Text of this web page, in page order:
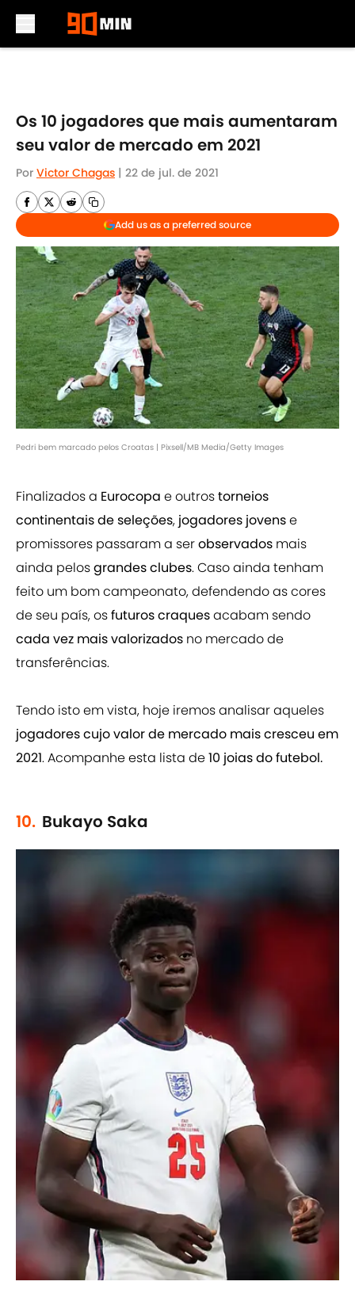
Os 10 jogadores que mais aumentaram
seu valor de mercado em 2021
Por Victor Chagas | 22 de jul. de 2021
Add us as a preferred source
Pedri bem marcado pelos Croatas | Pixsell/MB Media/Getty Images
Finalizados a Eurocopa e outrostorneios
continentais de seleções, jogadores jovense
promissores passaram a serobservados mais
ainda pelosgrandes clubes. Caso ainda tenham
feito um bom campeonato, defendendo as cores
de seu país, osfuturos craquesacabam sendo
cada vez mais valorizados no mercado de
transferências.
Tendo isto em vista, hoje iremos analisar aqueles
jogadores cujo valor de mercado mais cresceu em
2021. Acompanhe esta lista de10 joias do futebol.
10. Bukayo Saka